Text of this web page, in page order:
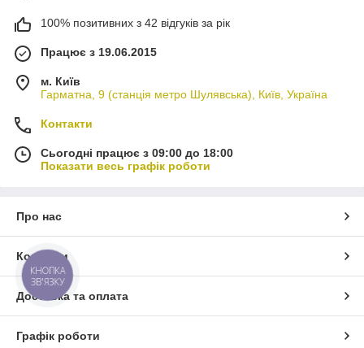
100% позитивних з 42 відгуків за рік
Працює з 19.06.2015
м. Київ
Гарматна, 9 (станція метро Шулявська), Київ, Україна
Контакти
Сьогодні працює з 09:00 до 18:00
Показати весь графік роботи
Про нас
Контакти
Доставка та оплата
Графік роботи
КНОПКА
ЗВ'ЯЗКУ